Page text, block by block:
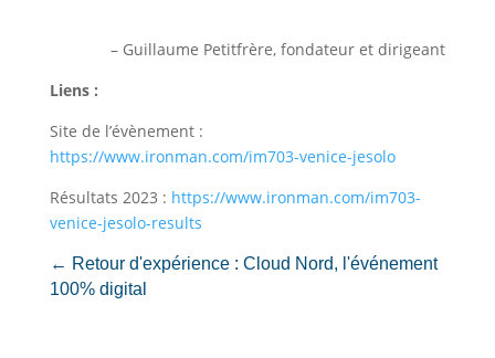
– Guillaume Petitfrère, fondateur et dirigeant
Liens :
Site de l’évènement :
https://www.ironman.com/im703-venice-jesolo
Résultats 2023 : https://www.ironman.com/im703-
venice-jesolo-results
← Retour d'expérience : Cloud Nord, l'événement
100% digital